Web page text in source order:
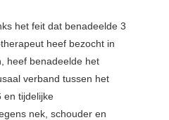
het feit dat benadeelde 3
heef bezocht in
heef benadeelde het
verband tussen het
en tijdelijke
nek, schouder en